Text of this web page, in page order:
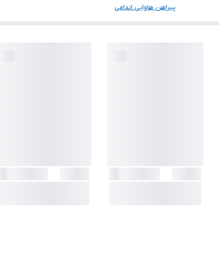
پیراهن هاوایی اندامی